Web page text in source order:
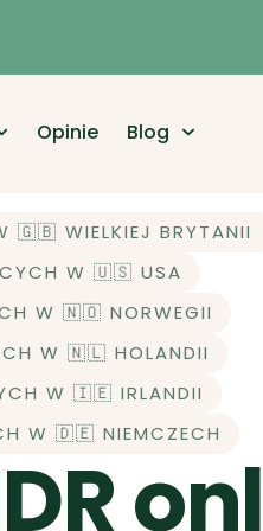
Opinie Blog
🇬🇧 WIELKIEJ BRYTANII
W 🇺🇸 USA
W 🇳🇴 NORWEGII
W 🇳🇱 HOLANDII
W 🇮🇪 IRLANDII
W 🇩🇪 NIEMCZECH